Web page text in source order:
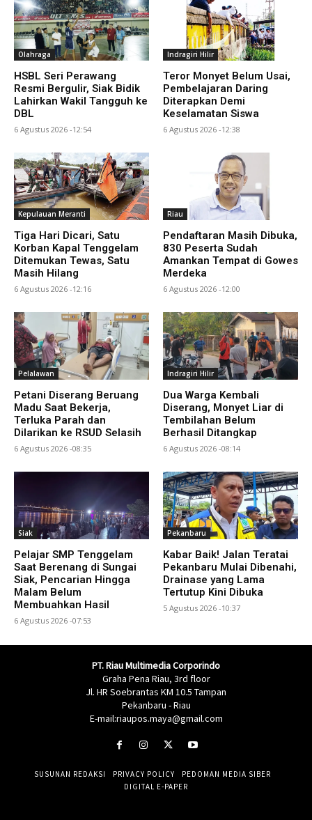
Olahraga
HSBL Seri Perawang
Resmi Bergulir, Siak Bidik
Lahirkan Wakil Tangguh ke
DBL
6 Agustus 2026 -12:54
Indragiri Hilir
Teror Monyet Belum Usai,
Pembelajaran Daring
Diterapkan Demi
Keselamatan Siswa
6 Agustus 2026 -12:38
Kepulauan Meranti
Tiga Hari Dicari, Satu
Korban Kapal Tenggelam
Ditemukan Tewas, Satu
Masih Hilang
6 Agustus 2026 -12:16
Riau
Pendaftaran Masih Dibuka,
830 Peserta Sudah
Amankan Tempat di Gowes
Merdeka
6 Agustus 2026 -12:00
Pelalawan
Petani Diserang Beruang
Madu Saat Bekerja,
Terluka Parah dan
Dilarikan ke RSUD Selasih
6 Agustus 2026 -08:35
Indragiri Hilir
Dua Warga Kembali
Diserang, Monyet Liar di
Tembilahan Belum
Berhasil Ditangkap
6 Agustus 2026 -08:14
Siak
Pelajar SMP Tenggelam
Saat Berenang di Sungai
Siak, Pencarian Hingga
Malam Belum
Membuahkan Hasil
6 Agustus 2026 -07:53
Pekanbaru
Kabar Baik! Jalan Teratai
Pekanbaru Mulai Dibenahi,
Drainase yang Lama
Tertutup Kini Dibuka
5 Agustus 2026 -10:37
PT. Riau Multimedia Corporindo
Graha Pena Riau, 3rd floor
Jl. HR Soebrantas KM 10.5 Tampan
Pekanbaru - Riau
E-mail:riaupos.maya@gmail.com
SUSUNAN REDAKSI PRIVACY POLICY
PEDOMAN MEDIA SIBER
DIGITAL E-PAPER